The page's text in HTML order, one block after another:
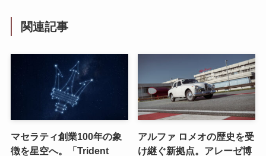
関連記事
マセラティ創業100年の象
徴を星空へ。「Trident
アルファ ロメオの歴史を受
け継ぐ新拠点。アレーゼ博